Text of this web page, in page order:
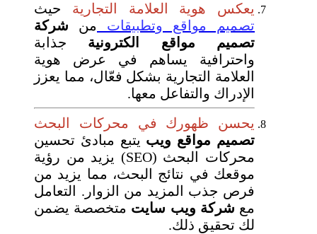
يعكس هوية العلامة التجارية حيث
تصميم مواقع وتطبيقات
من شركة
تصميم مواقع الكترونية جذابة
واحترافية يساهم في عرض هوية
العلامة التجارية بشكل فعّال، مما يعزز
الإدراك والتفاعل معها.
يحسن ظهورك في محركات البحث
تصميم مواقع ويب يتبع مبادئ تحسين
محركات البحث (SEO) يزيد من رؤية
موقعك في نتائج البحث، مما يزيد من
فرص جذب المزيد من الزوار. التعامل
مع شركة ويب سايت متخصصة يضمن
لك تحقيق ذلك.